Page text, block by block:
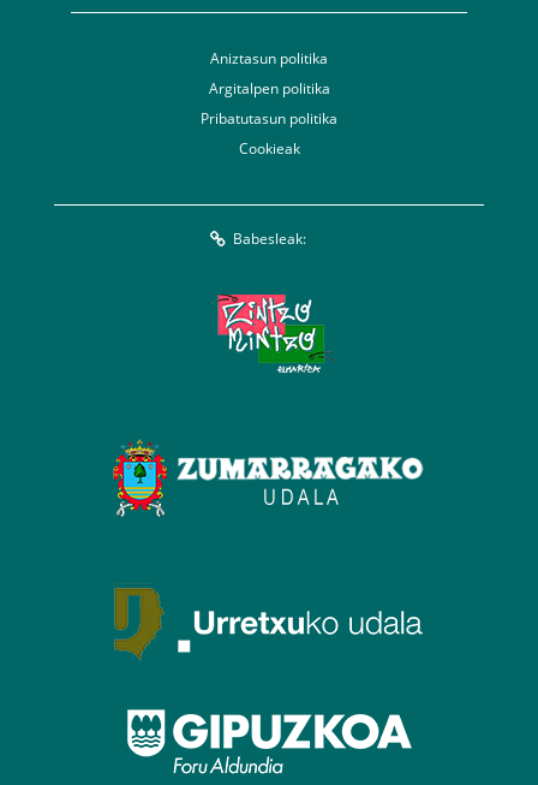
Aniztasun politika
Argitalpen politika
Pribatutasun politika
Cookieak
Babesleak: